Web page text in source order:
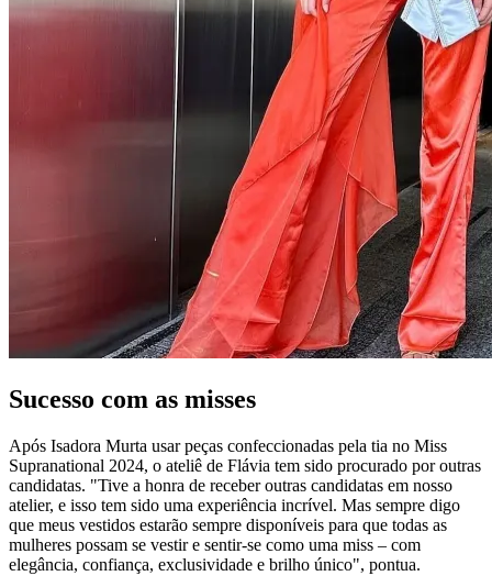
Sucesso com as misses
Após Isadora Murta usar peças confeccionadas pela tia no Miss
Supranational 2024, o ateliê de Flávia tem sido procurado por outras
candidatas. "Tive a honra de receber outras candidatas em nosso
atelier, e isso tem sido uma experiência incrível. Mas sempre digo
que meus vestidos estarão sempre disponíveis para que todas as
mulheres possam se vestir e sentir-se como uma miss – com
elegância, confiança, exclusividade e brilho único", pontua.